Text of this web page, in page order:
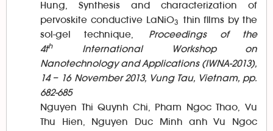
Hung, Synthesis and characterization of
pervoskite conductive LaNiO3
thin films by the
sol-gel technique, Proceedings of the
4thInternational Workshop on
Nanotechnology and Applications (IWNA-2013),
14 – 16November 2013, Vung Tau, Vietnam, pp.
682-685
Nguyen Thi Quynh Chi, Pham Ngoc Thao, Vu
Thu Hien, Nguyen Duc Minh anh Vu Ngoc